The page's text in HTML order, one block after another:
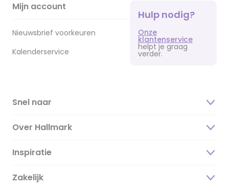
Mijn account
Nieuwsbrief voorkeuren
Kalenderservice
Hulp nodig?
Onze
klantenservice
helpt je graag
verder.
Snel naar
Over Hallmark
Over ons
Duurzaamheid
Inspiratie
Magazine
Zakelijk